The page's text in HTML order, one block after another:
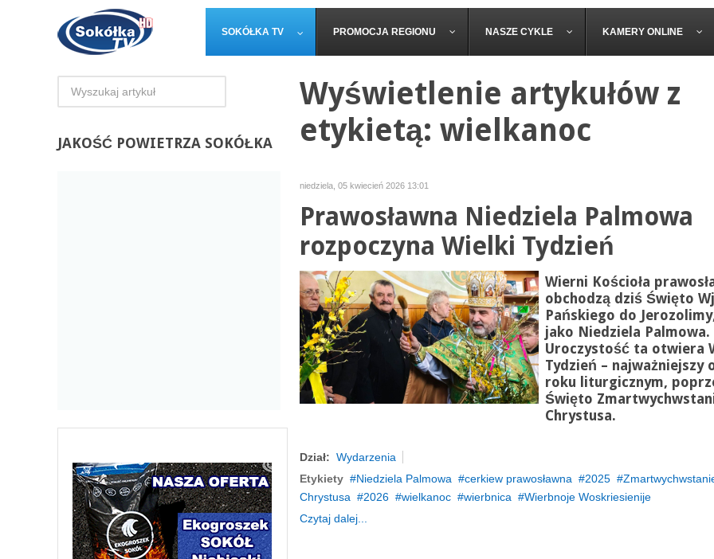
SOKÓŁKA TV PROMOCJA REGIONU NASZE CYKLE KAMERY ONLINE
Wyświetlenie artykułów z
etykietą: wielkanoc
niedziela, 05 kwiecień 2026 13:01
Prawosławna Niedziela Palmowa
rozpoczyna Wielki Tydzień
Wierni Kościoła
obchodzą dziś Święto
Pańskiego do
jako Niedziela Palmowa.
Uroczystość ta otwiera
Tydzień – najważniejszy
roku liturgicznym,
Święto
Chrystusa.
Dział: Wydarzenia
Etykiety
Niedziela Palmowa cerkiew prawosławna 2025
Chrystusa
2026 wielkanoc wierbnica
Wierbnoje Woskriesienije
Czytaj dalej...
JAKOŚĆ POWIETRZA SOKÓŁKA